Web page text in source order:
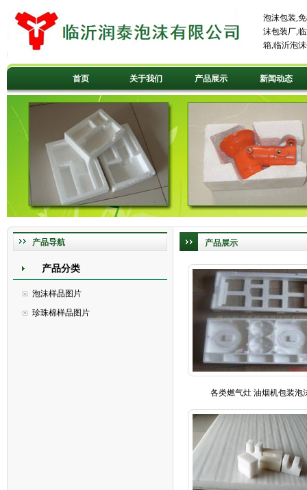
泡沫包装,
沫包装厂,
箱,临沂泡
首页 关于我们 产品展示 新闻动态
产品导航
产品分类
泡沫样品图片
珍珠棉样品图片
产品展示
各类燃气灶 油烟机包装泡